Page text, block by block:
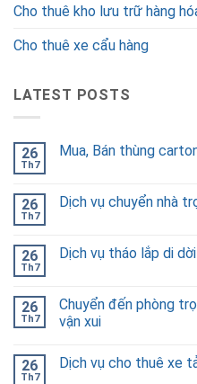
Cho thuê kho lưu trữ hàng
Cho thuê xe cẩu hàng
LATEST POSTS
26
Th7
Mua, Bán thùng
26
Th7
Dịch vụ chuyển nhà
26
Th7
Dịch vụ tháo lắp di
26
Th7
Chuyển đến phòng
vận xui
26
Th7
Dịch vụ cho thuê xe